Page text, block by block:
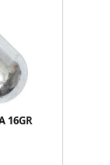
16GR